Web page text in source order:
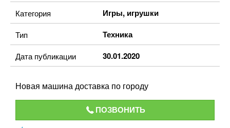
Категория Игры, игрушки
Тип Техника
Дата публикации 30.01.2020
Новая машина доставка по городу
ПОЗВОНИТЬ